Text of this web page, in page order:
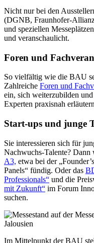
Nicht nur bei den
(DGNB, Fraunhofer-
und speziellen
und veranschaulicht.
Foren und
So vielfältig wie die BAU
Zahlreiche Foren und
ein, sich weiterzubilden
Experten praxisnah
Start-ups und junge
Sie interessieren sich für
Nachwuchs-Talente? Dann
A3, etwa bei der
Panels“ fündig. Oder das
Professionals“ und die
mit Zukunft“ im Forum
suchen.
Im Mittelpunkt der BAU